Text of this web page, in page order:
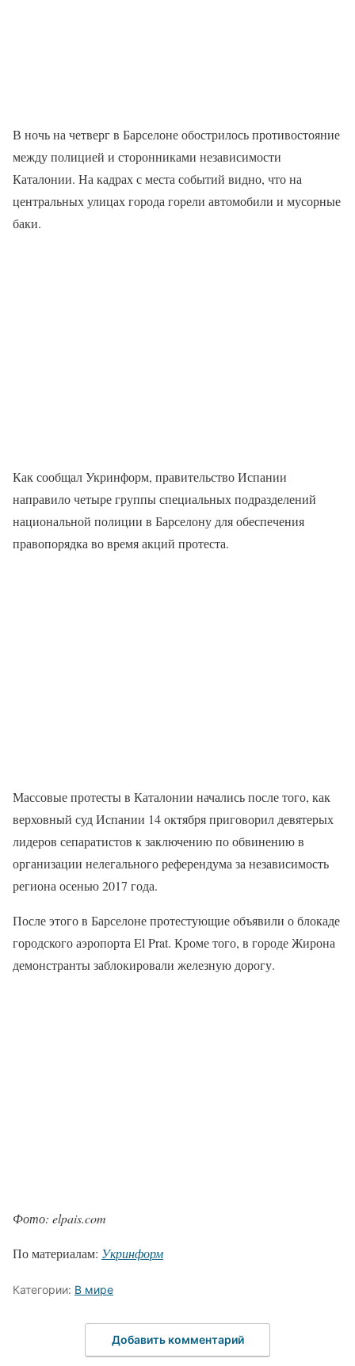
В ночь на четверг в Барселоне обострилось противостояние
между полицией и сторонниками независимости
Каталонии. На кадрах с места событий видно, что на
центральных улицах города горели автомобили и мусорные
баки.
Как сообщал Укринформ, правительство Испании
направило четыре группы специальных подразделений
национальной полиции в Барселону для обеспечения
правопорядка во время акций протеста.
Массовые протесты в Каталонии начались после того, как
верховный суд Испании 14 октября приговорил девятерых
лидеров сепаратистов к заключению по обвинению в
организации нелегального референдума за независимость
региона осенью 2017 года.
После этого в Барселоне протестующие объявили о блокаде
городского аэропорта El Prat. Кроме того, в городе Жирона
демонстранты заблокировали железную дорогу.
Фото: elpais.com
По материалам: Укринформ
Категории: В мире
Добавить комментарий